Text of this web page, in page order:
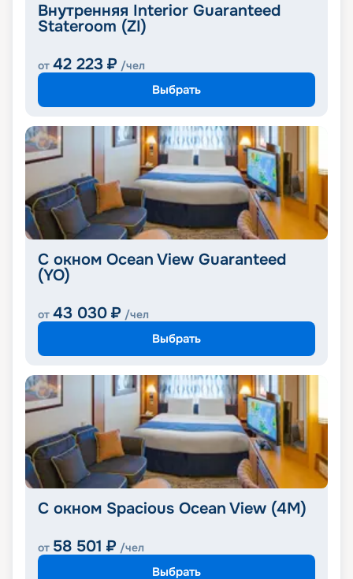
Внутренняя Interior Guaranteed
Stateroom (ZI)
от 42 223 ₽ /чел
Выбрать
С окном Ocean View Guaranteed
(YO)
от 43 030 ₽ /чел
Выбрать
С окном Spacious Ocean View (4M)
от 58 501 ₽ /чел
Выбрать